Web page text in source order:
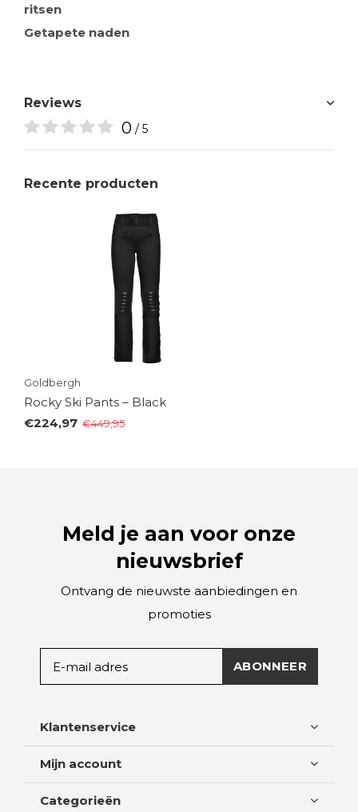
ritsen
Getapete naden
Reviews
0 / 5
Recente producten
Goldbergh
Rocky Ski Pants – Black
€224,97 €449,95
Meld je aan voor onze
nieuwsbrief
Ontvang de nieuwste aanbiedingen en
promoties
ABONNEER
Klantenservice
Mijn account
Categorieën